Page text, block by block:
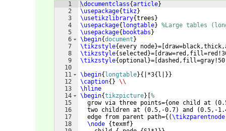
1
2
3
4
5
6
7
8
9
10
11
12
13
14
15
16
17
18
\documentclass{article}
\usepackage{tikz}
\usetikzlibrary{trees }
\usepackage{ longtable} %Large tables
\usepackage{ booktabs }
\begin{document }
\tikzstyle{every node}=
\tikzstyle{ selected }=
\tikzstyle{optional }= dashed,fill=gray!50
\begin{ longtable}{ |*3{ l|
}}
\caption{ } \\
\hline
\begin{tikzpicture} %
  grow via three points=
{one child at (
  two children at
(0.5,-0.7) and (0.5,-
  edge from parent path=
{(\tikzparentnode
\node {texmf}